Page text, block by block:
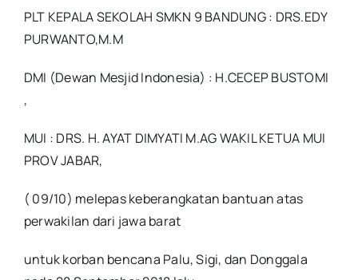
PLT KEPALA SEKOLAH SMKN 9 BANDUNG : DRS.EDY
PURWANTO,M.M
DMI (Dewan Mesjid Indonesia) : H.CECEP BUSTOMI
,
MUI : DRS. H. AYAT DIMYATI M.AG WAKIL KETUA MUI
PROV JABAR,
( 09/10) melepas keberangkatan bantuan atas
perwakilan dari jawa barat
untuk korban bencana Palu, Sigi, dan Donggala